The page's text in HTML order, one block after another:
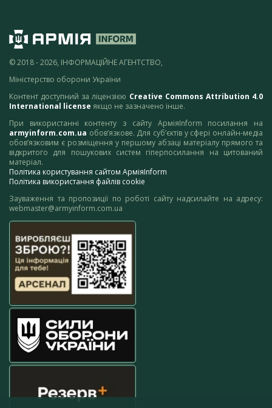
© 2018 - 2026, ІНФОРМАЦІЙНЕ АГЕНТСТВО,
Міністерство оборони України
Контент доступний за ліцензією Creative Commons Attribution 4.0
International license якщо не зазначено інше.
При використанні контенту з сайту АрміяInform посилання на
armyinform.com.ua обов’язкове. Для суб’єктів у сфері онлайн-медіа
обов’язковим є розміщення у першому абзаці матеріалу прямого та
відкритого для пошукових систем гіперпосилання на цитований
матеріал.
Політика користування сайтом АрміяInform
Політика використання файлів cookie
Зауваження та пропозиції по роботі сайту надсилайте на адресу:
webmaster@armyinform.com.ua